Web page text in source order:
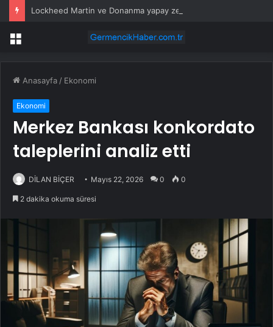
Menü
Anasayfa / Ekonomi
Ekonomi
Merkez Bankası konkordato
taleplerini analiz etti
DİLAN BİÇER Mayıs 22, 2026 0 0
2 dakika okuma süresi